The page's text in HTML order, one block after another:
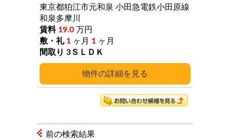
詳細
東京都狛江市元和泉 小田急電鉄小田原線
和泉多摩川
19.0 万円
1 ヶ月 1 ヶ月
3ＳＬＤＫ
前の検索結果